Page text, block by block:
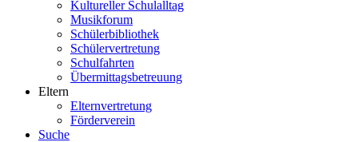
Kultureller Schulalltag
Musikforum
Schülerbibliothek
Schülervertretung
Schulfahrten
Übermittagsbetreuung
Eltern
Elternvertretung
Förderverein
Suche